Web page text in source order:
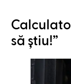
să știu!”